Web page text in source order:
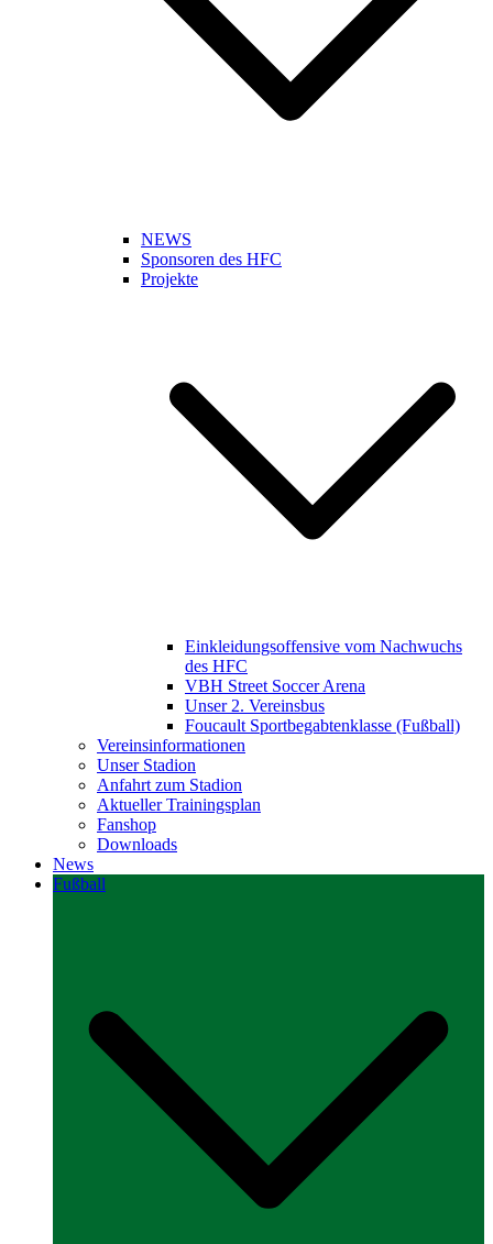
NEWS
Sponsoren des HFC
Projekte
Einkleidungsoffensive vom Nachwuchs
des HFC
VBH Street Soccer Arena
Unser 2. Vereinsbus
Foucault Sportbegabtenklasse (Fußball)
Vereinsinformationen
Unser Stadion
Anfahrt zum Stadion
Aktueller Trainingsplan
Fanshop
Downloads
News
Fußball